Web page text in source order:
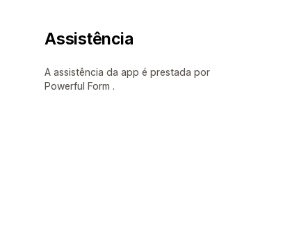
Assistência
A assistência da app é prestada por
Powerful Form .